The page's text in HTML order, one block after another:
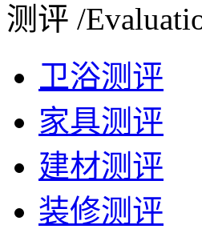
测评 /
卫浴测评
家具测评
建材测评
装修测评